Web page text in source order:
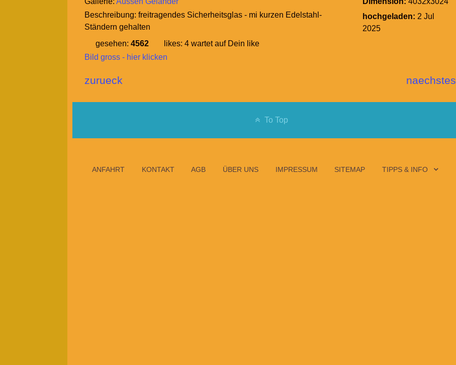
Beschreibung:freitragendes Sicherheitsglas - mi kurzen Edelstahl-
Ständern gehalten
gesehen:4562 likes:4 wartet auf Dein like
Bild gross - hier klicken
hochgeladen: 2 Jul
2025
zurueck naechstes
To Top
ANFAHRT KONTAKT AGB ÜBER UNS IMPRESSUM SITEMAP TIPPS & INFO